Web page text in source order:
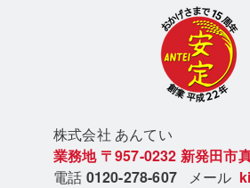
株式会社 あんてい
業務地 〒957-0232 新発田市
電話 0120-278-607 メール